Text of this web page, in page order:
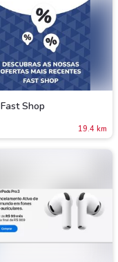
Fast Shop
19.4 km